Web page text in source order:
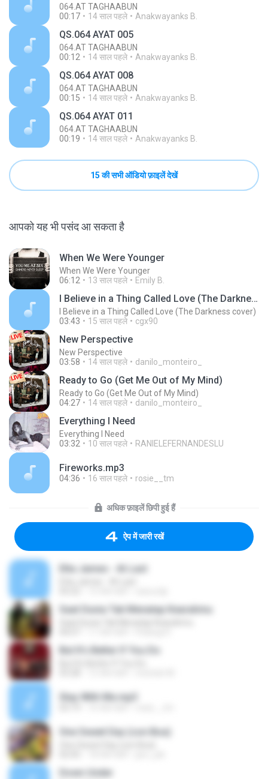
064.AT TAGHAABUN
00:17
14 साल पहले Anakwayanks B.
QS.064 AYAT 005
064.AT TAGHAABUN
00:12
14 साल पहले Anakwayanks B.
QS.064 AYAT 008
064.AT TAGHAABUN
00:15
14 साल पहले Anakwayanks B.
QS.064 AYAT 011
064.AT TAGHAABUN
00:19
14 साल पहले Anakwayanks B.
15 की सभी ऑडियो फ़ाइलें देखें
आपको यह भी पसंद आ सकता है
When We Were Younger
When We Were Younger
06:12
13 साल पहले Emily B.
I Believe in a Thing Called Love (The Darkness cover)
I Believe in a Thing Called Love (The Darkness cover)
03:43
15 साल पहले cgx90
New Perspective
New Perspective
03:58
14 साल पहले danilo_monteiro_
Ready to Go (Get Me Out of My Mind)
Ready to Go (Get Me Out of My Mind)
04:27
14 साल पहले danilo_monteiro_
Everything I Need
Everything I Need
03:32
10 साल पहले RANIELEFERNANDESLU
Fireworks.mp3
04:36 16 साल पहले rosie__tm
अधिक फ़ाइलें छिपी हुई हैं
ऐप में जारी रखें
Etta James - At Last
Saat Dunia Tak Menatap Kearahmu
But It's Better If You Do
Stay With Me.mp3
One Sweet Day (con Boa)
Down Under